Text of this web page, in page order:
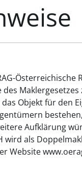
das Objekt für
Aufklärung
wird als
Website